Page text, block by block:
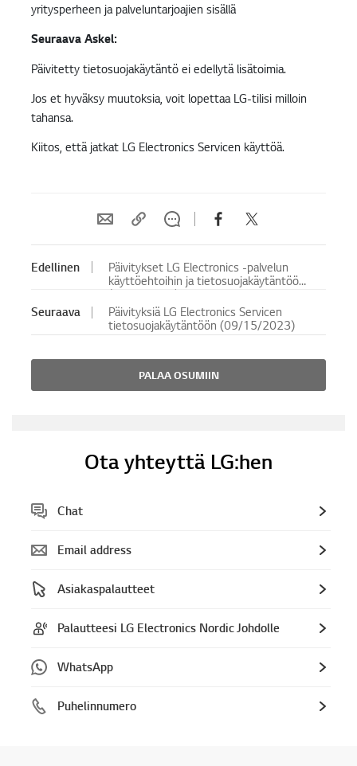
yritysperheen ja palveluntarjoajien sisällä
SeuraavaAskel:
Päivitetty tietosuojakäytäntö ei edellytä lisätoimia.
Jos et hyväksy muutoksia, voit lopettaa LG-tilisi milloin
tahansa.
Kiitos, että jatkat LG Electronics Servicen käyttöä.
Edellinen
Päivitykset LG Electronics -palvelun
käyttöehtoihin ja tietosuojakäytäntöön
(10.07.2024)
Seuraava
Päivityksiä LG Electronics Servicen
tietosuojakäytäntöön (09/15/2023)
PALAA OSUMIIN
Ota yhteyttä LG:hen
Chat
Email address
Asiakaspalautteet
Palautteesi LG Electronics Nordic Johdolle
WhatsApp
Puhelinnumero